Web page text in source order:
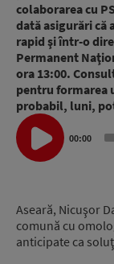
colaborarea cu
dată asigurări că
rapid şi într-o
Permanent
ora 13:00.
pentru formarea
probabil, luni,
Audio
Player
00:00
Aseară, Nicuşor
comună cu
anticipate ca